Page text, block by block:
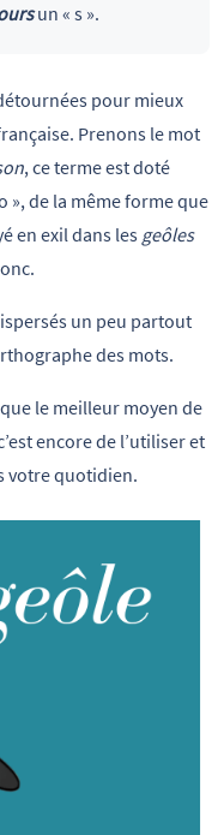
un « s ».
pour mieux
Prenons le mot
, ce terme est doté
», de la même forme que
en exil dans les geôles
un peu partout
des mots.
le meilleur moyen de
encore de l’utiliser et
votre quotidien.